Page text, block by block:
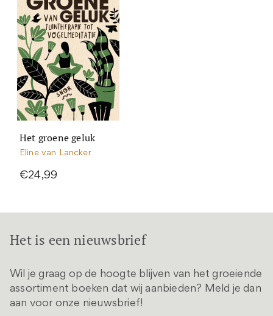
Het groene geluk
Eline van Lancker
€24,99
Het is een nieuwsbrief
Wil je graag op de hoogte blijven van het groeiende
assortiment boeken dat wij aanbieden? Meld je dan
aan voor onze nieuwsbrief!